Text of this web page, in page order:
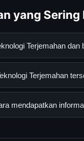
yang Sering
Terjemahan
Terjemahan adalah
yang tersedia.
Terjemahan
Terjemahan
mendapatkan